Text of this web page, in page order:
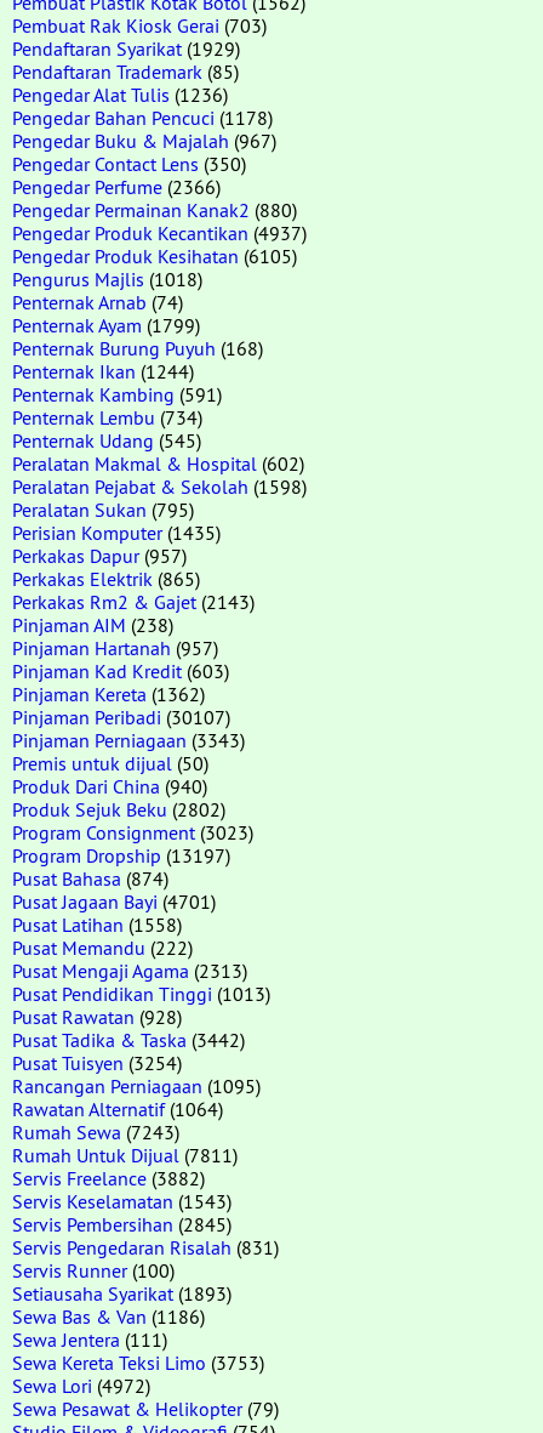
Pembuat Rak Kiosk Gerai (703)
Pendaftaran Syarikat (1929)
Pendaftaran Trademark (85)
Pengedar Alat Tulis (1236)
Pengedar Bahan Pencuci (1178)
Pengedar Buku & Majalah (967)
Pengedar Contact Lens (350)
Pengedar Perfume (2366)
Pengedar Permainan Kanak2 (880)
Pengedar Produk Kecantikan (4937)
Pengedar Produk Kesihatan (6105)
Pengurus Majlis (1018)
Penternak Arnab (74)
Penternak Ayam (1799)
Penternak Burung Puyuh (168)
Penternak Ikan (1244)
Penternak Kambing (591)
Penternak Lembu (734)
Penternak Udang (545)
Peralatan Makmal & Hospital (602)
Peralatan Pejabat & Sekolah (1598)
Peralatan Sukan (795)
Perisian Komputer(1435)
Perkakas Dapur(957)
Perkakas Elektrik (865)
Perkakas Rm2 & Gajet (2143)
Pinjaman AIM (238)
Pinjaman Hartanah (957)
Pinjaman Kad Kredit (603)
Pinjaman Kereta (1362)
Pinjaman Peribadi (30107)
Pinjaman Perniagaan (3343)
Premis untuk dijual (50)
Produk Dari China (940)
Produk Sejuk Beku (2802)
Program Consignment (3023)
Program Dropship (13197)
Pusat Bahasa (874)
Pusat Jagaan Bayi (4701)
Pusat Latihan (1558)
Pusat Memandu (222)
Pusat Mengaji Agama (2313)
Pusat Pendidikan Tinggi (1013)
Pusat Rawatan (928)
Pusat Tadika & Taska (3442)
Pusat Tuisyen (3254)
Rancangan Perniagaan (1095)
Rawatan Alternatif(1064)
Rumah Sewa (7243)
Rumah Untuk Dijual (7811)
Servis Freelance (3882)
Servis Keselamatan (1543)
Servis Pembersihan (2845)
Servis Pengedaran Risalah (831)
Servis Runner(100)
Setiausaha Syarikat (1893)
Sewa Bas & Van (1186)
Sewa Jentera (111)
Sewa Kereta Teksi Limo (3753)
Sewa Lori (4972)
Sewa Pesawat & Helikopter(79)